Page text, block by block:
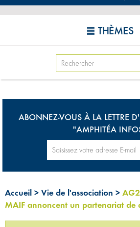
THÈMES
ABONNEZ-VOUS À LA LETTRE
"AMPHITÉA
Accueil > Vie de l'association >
MAIF annoncent un partenariat de